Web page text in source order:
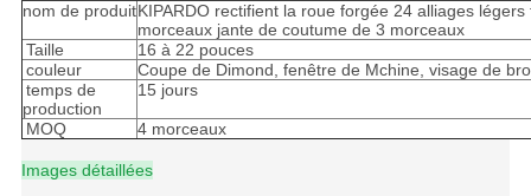
nom de produitKIPARDO rectifient la roue forgée 24 alliages
morceaux jante de coutume de 3 morceaux
Taille
16 à 22 pouces
couleur
Coupe de Dimond, fenêtre de Mchine, visage de
temps de
production
15 jours
MOQ 4 morceaux
Images détaillées